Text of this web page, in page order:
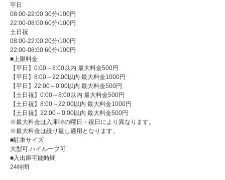
平日
08:00-22:00 30分/100円
22:00-08:00 60分/100円
土日祝
08:00-22:00 20分/100円
22:00-08:00 60分/100円
■上限料金
【平日】0:00～8:00以内 最大料金500円
【平日】8:00～22:00以内 最大料金1000円
【平日】22:00～0:00以内 最大料金500円
【土日祝】0:00～8:00以内 最大料金500円
【土日祝】8:00～22:00以内 最大料金1000円
【土日祝】22:00～0:00以内 最大料金500円
※最大料金は入庫時の曜日・祝日により異なります。
※最大料金は繰り返し適用となります。
■駐車サイズ
大型可 ハイルーフ可
■入出庫可能時間
24時間